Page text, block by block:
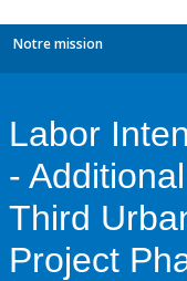
Notre mission
Labor
-
Third
Project